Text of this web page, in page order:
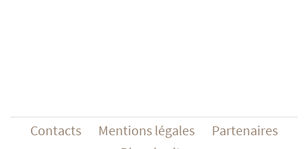
Contacts Mentions légales
Partenaires